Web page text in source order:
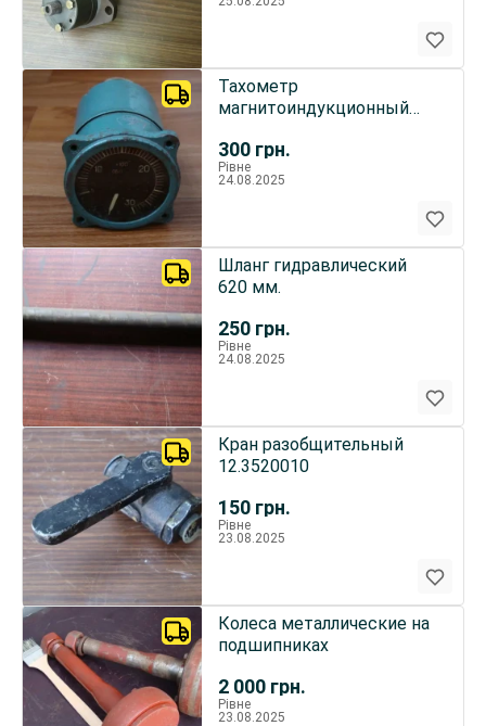
300 грн.
Тахометр
магнитоиндукционный
Рівне
24.08.2025
250 грн.
Шланг гидравлический
620 мм.
Рівне
24.08.2025
150 грн.
Кран разобщительный
12.3520010
Рівне
23.08.2025
2 000 грн.
Колеса металлические на
подшипниках
Рівне
23.08.2025